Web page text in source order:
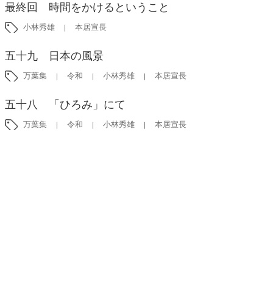
最終回 時間をかけるということ
小林秀雄 本居宣長
五十九 日本の風景
万葉集 令和 小林秀雄 本居宣長
五十八 「ひろみ」にて
万葉集 令和 小林秀雄 本居宣長